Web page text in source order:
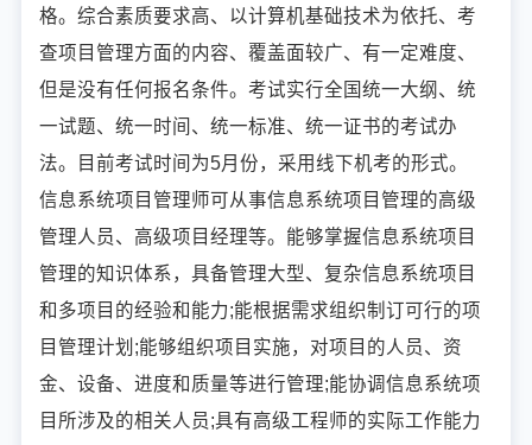
格。综合素质要求高、以计算机基础技术为依托、考
查项目管理方面的内容、覆盖面较广、有一定难度、
但是没有任何报名条件。考试实行全国统一大纲、统
一试题、统一时间、统一标准、统一证书的考试办
法。目前考试时间为5月份，采用线下机考的形式。
信息系统项目管理师可从事信息系统项目管理的高级
管理人员、高级项目经理等。能够掌握信息系统项目
管理的知识体系，具备管理大型、复杂信息系统项目
和多项目的经验和能力;能根据需求组织制订可行的项
目管理计划;能够组织项目实施，对项目的人员、资
金、设备、进度和质量等进行管理;能协调信息系统项
目所涉及的相关人员;具有高级工程师的实际工作能力